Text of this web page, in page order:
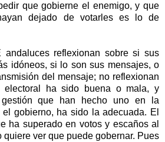
que gobierne el enemigo, y que
dejado de votarles es lo de
reflexionan sobre si sus
idóneos, si lo son sus mensajes, o
del mensaje; no reflexionan
electoral ha sido buena o mala, y
que han hecho uno en la
gobierno, ha sido la adecuada. El
ha superado en votos y escaños al
quiere ver que puede gobernar. Pues